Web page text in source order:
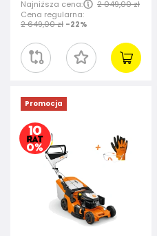
Najniższa cena:
2 049,00 zł
Cena regularna:
2 649,00 zł -22%
Promocja